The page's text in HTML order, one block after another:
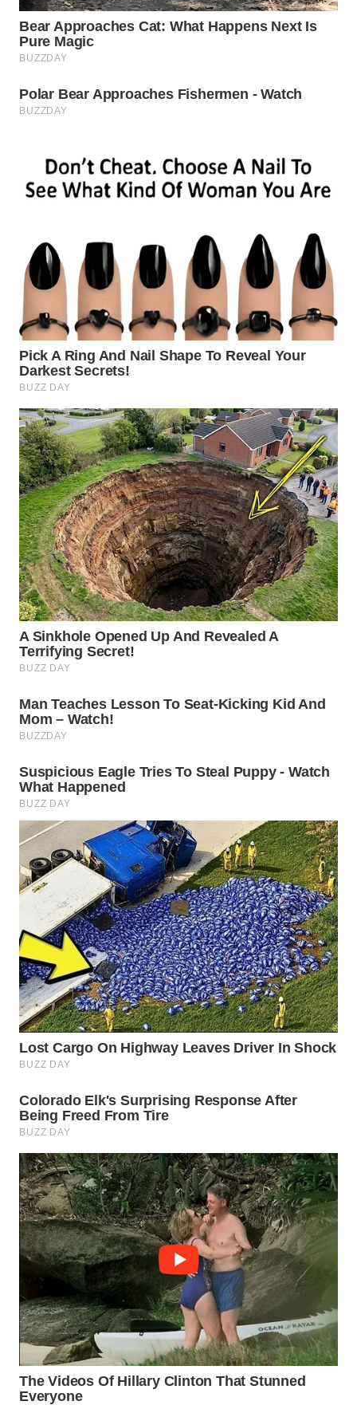
TENGAH
WN DELI
WN
WN
PAKPAK
WN
KARAWANG
BEKASI
WN
BOGOR
WN
DEPOK
WN
TAPANULI
UTARA
WN
SAMOSIR
WN
PADANG
LAWAS
SUMEDANG
CIANJUR
WN
KEPULAUAN
SERIBU
TANGERANG
WN
BINJAI
WN
CIREBON
WN
WN
KUNINGAN
WN
MAJALENGKA
WN
SUBANG
WN
SUKABUMI
WN
PURWAKARTA